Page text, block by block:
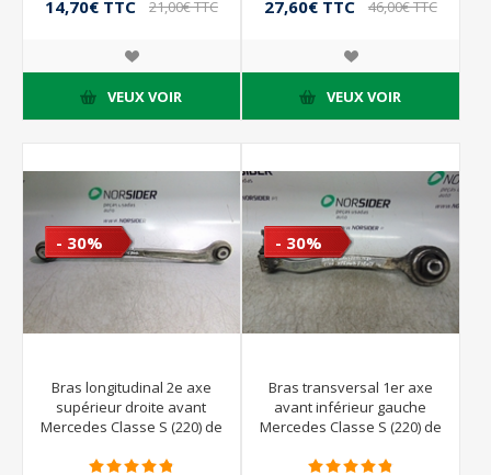
14,70€ TTC 21,00€ TTC
VEUX VOIR
27,60€ TTC 46,00€ TTC
VEUX VOIR
- 30%
Bras longitudinal 2e axe
supérieur droite avant
Mercedes Classe S (220) de
- 30%
Bras transversal 1er axe
avant inférieur gauche
Mercedes Classe S (220) de